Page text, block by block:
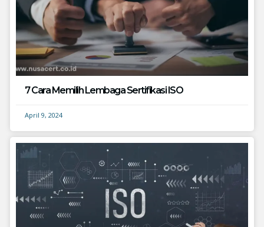
7 Cara Memilih Lembaga Sertifikasi ISO
April 9, 2024